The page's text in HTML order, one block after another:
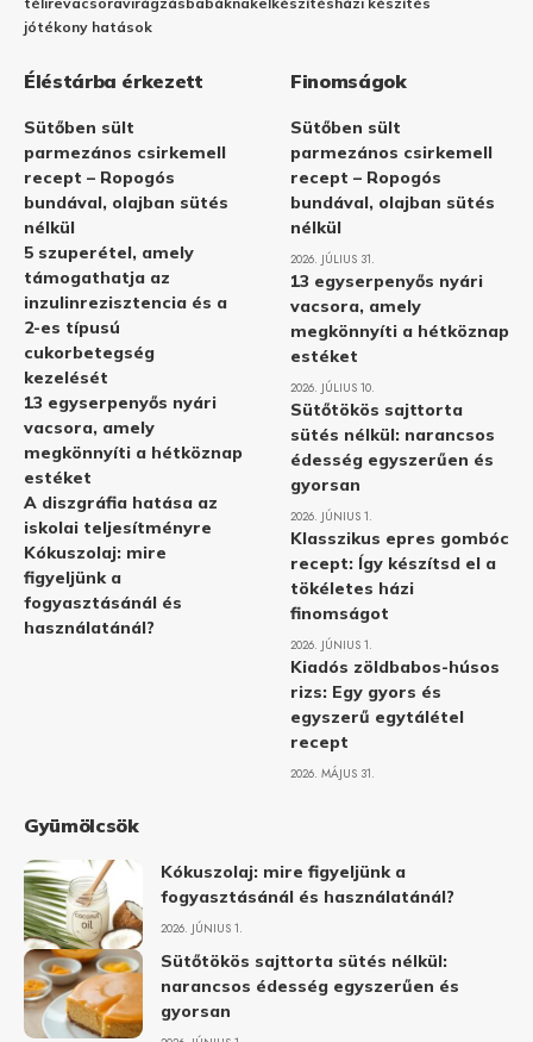
jótékony hatások
Éléstárba érkezett
Sütőben sült
parmezános csirkemell
recept – Ropogós
bundával, olajban sütés
nélkül
5 szuperétel, amely
támogathatja az
inzulinrezisztencia és a
2-es típusú
cukorbetegség
kezelését
13 egyserpenyős nyári
vacsora, amely
megkönnyíti a hétköznap
estéket
A diszgráfia hatása az
iskolai teljesítményre
Kókuszolaj: mire
figyeljünk a
fogyasztásánál és
használatánál?
Finomságok
Sütőben sült
parmezános csirkemell
recept – Ropogós
bundával, olajban sütés
nélkül
2026. JÚLIUS 31.
13 egyserpenyős nyári
vacsora, amely
megkönnyíti a hétköznap
estéket
2026. JÚLIUS 10.
Sütőtökös sajttorta
sütés nélkül: narancsos
édesség egyszerűen és
gyorsan
2026. JÚNIUS 1.
Klasszikus epres gombóc
recept: Így készítsd el a
tökéletes házi
finomságot
2026. JÚNIUS 1.
Kiadós zöldbabos-húsos
rizs: Egy gyors és
egyszerű egytálétel
recept
2026. MÁJUS 31.
Gyümölcsök
Kókuszolaj: mire figyeljünk a
fogyasztásánál és használatánál?
2026. JÚNIUS 1.
Sütőtökös sajttorta sütés nélkül:
narancsos édesség egyszerűen és
gyorsan